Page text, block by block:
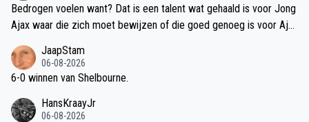
Bedrogen voelen want? Dat is een talent wat gehaald is voor Jong
Ajax waar die zich moet bewijzen of die goed genoeg is voor Ajax
die als waardige vervanger wordt gezien als Caio geblesseerd is o
f op den duur weer vertrekt want ik zie een speler als Caio ook ma
JaapStam
06-08-2026
6-0 winnen van Shelbourne.
HansKraayJr
06-08-2026